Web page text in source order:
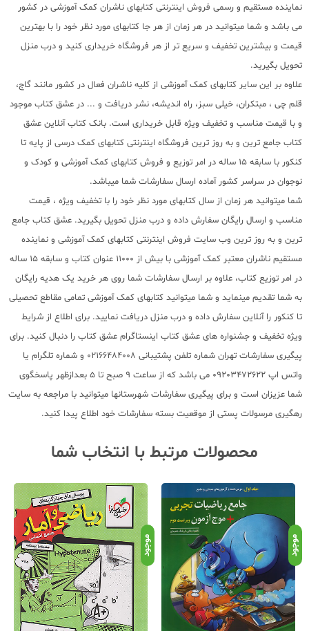
نماینده مستقیم و رسمی فروش اینترنتی کتابهای ناشران کمک آموزشی در کشور
می باشد و شما میتوانید در هر زمان از هر جا کتابهای مورد نظر خود را با بهترین
قیمت و بیشترین تخفیف و سریع تر از هر فروشگاه خریداری کنید و درب منزل
تحویل بگیرید.
علاوه بر این سایر کتابهای کمک آموزشی از کلیه ناشران فعال در کشور مانند گاج،
قلم چی ، مبتکران، خیلی سبز، راه اندیشه، نشر دریافت و ... در عشق کتاب موجود
و با قیمت مناسب و تخفیف ویژه قابل خریداری است. بانک کتاب آنلاین عشق
کتاب جامع ترین و به روز ترین فروشگاه اینترنتی کتابهای کمک درسی از پایه تا
کنکور با سابقه 15 ساله در امر توزیع و فروش کتابهای کمک آموزشی و کودک و
نوجوان در سراسر کشور آماده ارسال سفارشات شما میباشد.
شما میتوانید هر زمان از سال کتابهای مورد نظر خود را با تخفیف ویژه ، قیمت
مناسب و ارسال رایگان سفارش داده و درب منزل تحویل بگیرید. عشق کتاب جامع
ترین و به روز ترین وب سایت فروش اینترنتی کتابهای کمک آموزشی و نماینده
مستقیم ناشران معتبر کمک آموزشی با بیش از 11000 عنوان کتاب و سابقه 15 ساله
در امر توزیع کتاب، علاوه بر ارسال سفارشات شما روی هر خرید یک هدیه رایگان
به شما تقدیم مینماید و شما میتوانید کتابهای کمک آموزشی تمامی مقاطع تحصیلی
تا کنکور را آنلاین سفارش داده و درب منزل دریافت نمایید. برای اطلاع از شرایط
ویژه تخفیف و جشنواره های عشق کتاب اینستاگرام عشق کتاب را دنبال کنید. برای
پیگیری سفارشات تهران شماره تلفن پشتیبانی 02166484008 و شماره تلگرام یا
واتس اپ 09203472622 می باشد که از ساعت 9 صبح تا 5 بعدازظهر پاسخگوی
شما عزیزان است و برای پیگیری سفارشات شهرستانها میتوانید با مراجعه به سایت
رهگیری مرسولات پستی از موقعیت بسته سفارشات خود اطلاع پیدا کنید.
محصولات مرتبط با انتخاب شما
موجود موجود